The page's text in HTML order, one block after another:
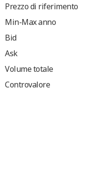
Prezzo di riferimento
Min-Max anno
Bid
Ask
Volume totale
Controvalore